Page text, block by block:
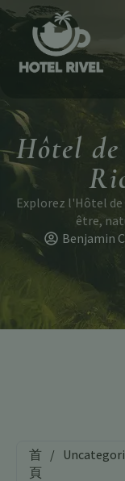
Hôtel
Explorez l'Hôtel
être,
Benjamin
首
頁
/